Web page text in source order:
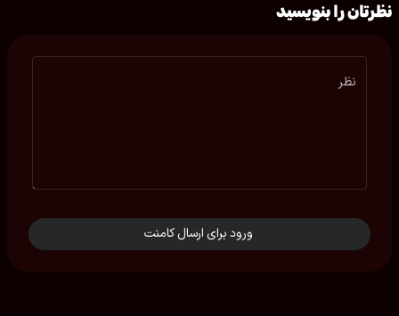
نظرتان را بنویسید
نظر
ورود برای ارسال کامنت